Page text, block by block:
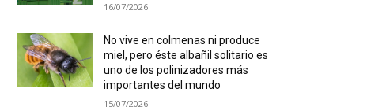
16/07/2026
No vive en colmenas ni produce
miel, pero éste albañil solitario es
uno de los polinizadores más
importantes del mundo
15/07/2026